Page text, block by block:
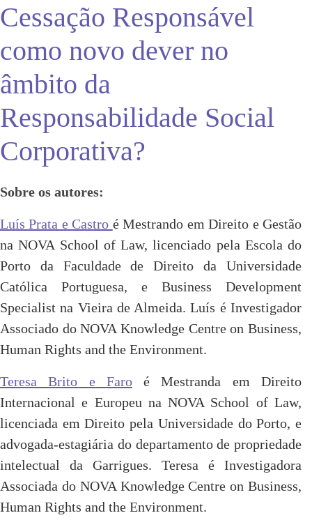
Cessação Responsável
como novo dever no
âmbito da
Responsabilidade Social
Corporativa?
Sobre os autores:
Luís Prata e Castro é Mestrando em Direito e Gestão
na NOVA School of Law, licenciado pela Escola do
Porto da Faculdade de Direito da Universidade
Católica Portuguesa, e Business Development
Specialist na Vieira de Almeida. Luís é Investigador
Associado do NOVA Knowledge Centre on Business,
Human Rights and the Environment.
Teresa Brito e Faroé Mestranda em Direito
Internacional e Europeu na NOVA School of Law,
licenciada em Direito pela Universidade do Porto, e
advogada-estagiária do departamento de propriedade
intelectual da Garrigues. Teresa é Investigadora
Associada do NOVA Knowledge Centre on Business,
Human Rights and the Environment.